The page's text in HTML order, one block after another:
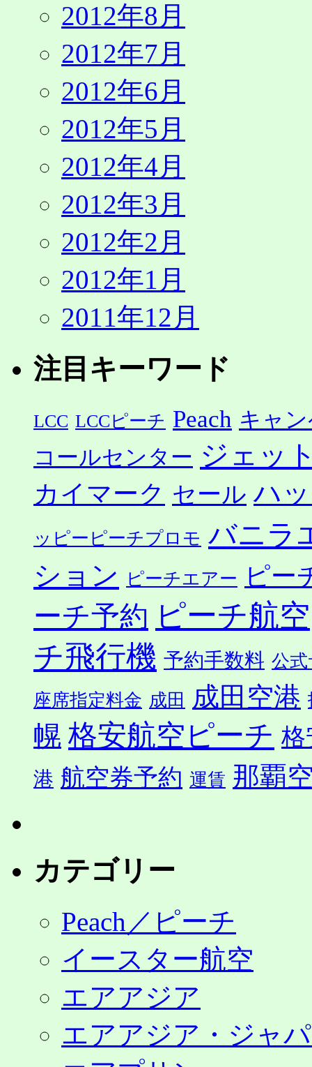
2012年8月
2012年7月
2012年6月
2012年5月
2012年4月
2012年3月
2012年2月
2012年1月
2011年12月
注目キーワード
LCC LCCピーチ Peach キャ
コールセンター ジェッ
カイマーク セール ハ
ッピーピーチプロモ バニラ
ション
ピーチエアー ピー
ーチ予約 ピーチ航空
チ飛行機 予約手数料 公
座席指定料金 成田 成田空港
幌 格安航空ピーチ 格
港 航空券予約 運賃 那覇
カテゴリー
Peach／ピーチ
イースター航空
エアアジア
エアアジア・ジャ